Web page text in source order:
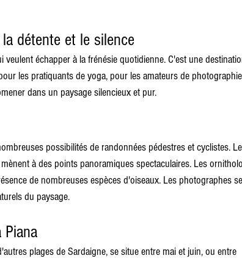
détente et le silence
échapper à la frénésie quotidienne. C'est une
les pratiquants de yoga, pour les amateurs de
dans un paysage silencieux et pur.
possibilités de randonnées pédestres et cyclistes.
à des points panoramiques spectaculaires. Les
de nombreuses espèces d'oiseaux. Les photographes
du paysage.
plages de Sardaigne, se situe entre mai et juin, ou entre